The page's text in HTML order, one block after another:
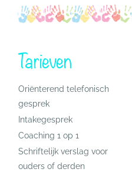
Tarieven
Oriënterend telefonisch
gesprek
Intakegesprek
Coaching 1 op 1
Schriftelijk verslag voor
ouders of derden